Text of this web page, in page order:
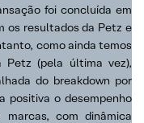
foi concluída em
os resultados da Petz e
como ainda temos
Petz (pela última vez),
do breakdown por
positiva o desempenho
com dinâmica